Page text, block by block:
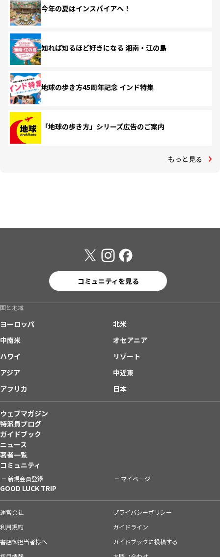
今年の夏はインスパイアへ！
知れば知るほど好きになる 湘南・江の島
地球の歩き方45周年記念 インド特集
「地球の歩き方」シリーズ広告のご案内
もっと見る
コミュニティを見る
国と地域
ヨーロッパ
北米
中南米
オセアニア
ハワイ
リゾート
アジア
中近東
アフリカ
日本
ウェブマガジン
特派員ブログ
ガイドブック
ニュース
著者一覧
コミュニティ
新規会員登録 マイページ
GOOD LUCK TRIP
運営会社
プライバシーポリシー
利用規約
ガイドライン
書店御担当者様へ
ガイドブックに投稿する